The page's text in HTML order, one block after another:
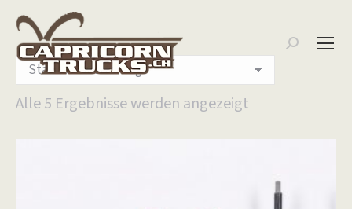
Search:
Alle 5 Ergebnisse werden angezeigt